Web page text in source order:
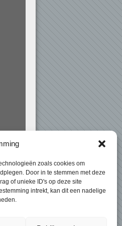
zoals cookies om
Door in te stemmen met deze
of unieke ID's op deze site
intrekt, kan dit een nadelige